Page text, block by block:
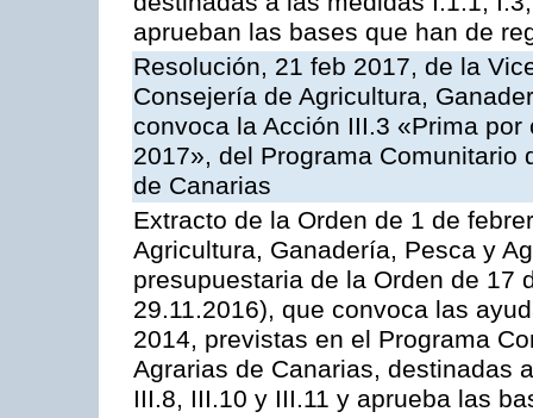
aprueban las bases que han de
Resolución, 21 feb 2017, de la
Consejería de Agricultura,
convoca la Acción III.3 «Prima
2017», del Programa Comunitario
de Canarias
Extracto de la Orden de 1 de
Agricultura, Ganadería, Pesca y
presupuestaria de la Orden de 17
29.11.2016), que convoca las
2014, previstas en el Programa
Agrarias de Canarias, destinadas
III.8, III.10 y III.11 y aprueba las